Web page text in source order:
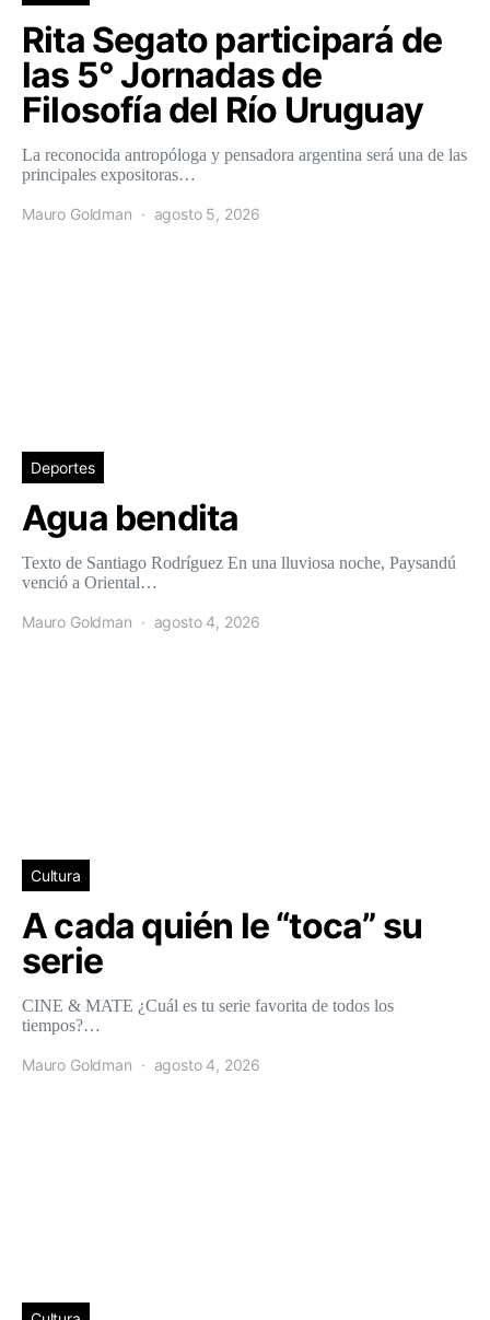
Rita Segato participará de
las 5° Jornadas de
Filosofía del Río Uruguay
La reconocida antropóloga y pensadora argentina será una de las
principales expositoras…
Mauro Goldman agosto 5, 2026
Deportes
Agua bendita
Texto de Santiago Rodríguez En una lluviosa noche, Paysandú
venció a Oriental…
Mauro Goldman agosto 4, 2026
Cultura
A cada quién le “toca” su
serie
CINE & MATE ¿Cuál es tu serie favorita de todos los
tiempos?…
Mauro Goldman agosto 4, 2026